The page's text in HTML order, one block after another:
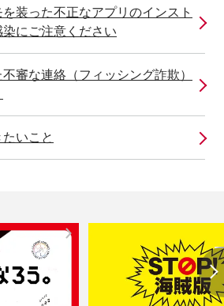
を装った不正なアプリのインスト
にご注意ください
審な連絡（フィッシング詐欺）
いこと